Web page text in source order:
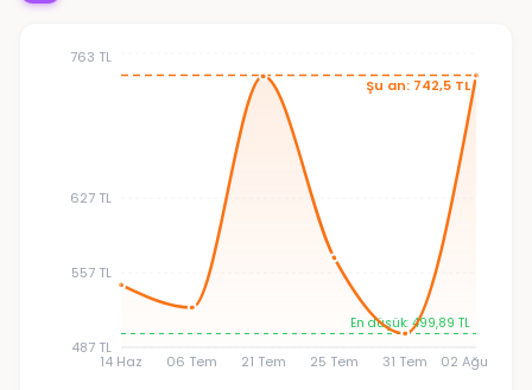
14 Haz 06 Tem 21 Tem 25 Tem 31 Tem 02 Ağu
487 TL
557 TL
627 TL
763 TL
Şu an: 742,5 TL
En düşük: 499,89 TL